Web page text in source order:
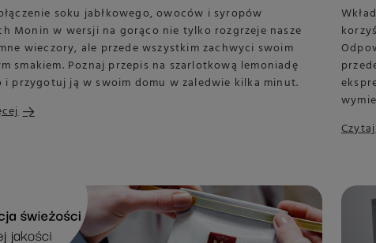
soku jabłkowego, owoców i syropów
Monin w wersji na gorąco nie tylko rozgrzeje nasze
wieczory, ale przede wszystkim zachwyci swoim
smakiem. Poznaj przepis na szarlotkową lemoniadę
i przygotuj ją w swoim domu w zaledwie kilka minut.